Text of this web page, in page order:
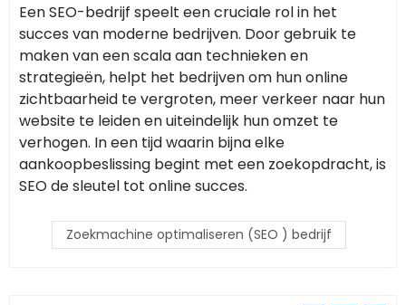
Een SEO-bedrijf speelt een cruciale rol in het
succes van moderne bedrijven. Door gebruik te
maken van een scala aan technieken en
strategieën, helpt het bedrijven om hun online
zichtbaarheid te vergroten, meer verkeer naar hun
website te leiden en uiteindelijk hun omzet te
verhogen. In een tijd waarin bijna elke
aankoopbeslissing begint met een zoekopdracht, is
SEO de sleutel tot online succes.
Zoekmachine optimaliseren (SEO ) bedrijf